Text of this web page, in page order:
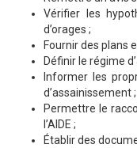
Vérifier les
d’orages ;
Fournir des plans
Définir le régime
Informer les
d’assainissement ;
Permettre le
l’AIDE ;
Établir des